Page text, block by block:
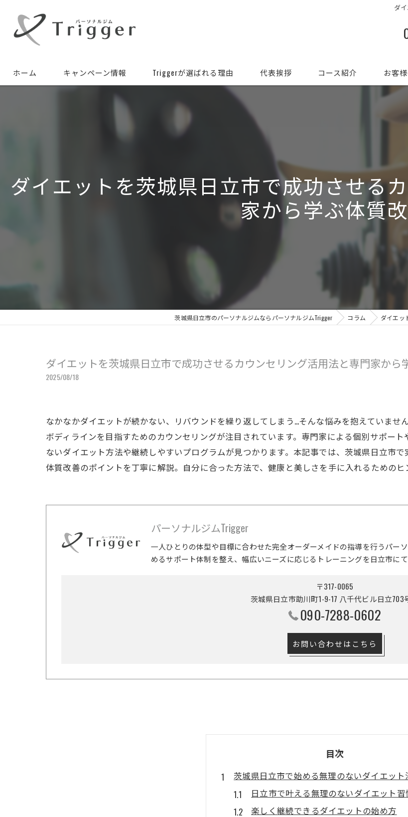
ダ
ホーム キャンペーン情報 Triggerが選ばれる理由 代表挨拶 コース紹介 お客
ダイエットを茨城県日立市で成功させる
家から学ぶ体質
茨城県日立市のパーソナルジムならパーソナルジムTrigger コラム ダイエッ
ダイエットを茨城県日立市で成功させるカウンセリング活用法と専門家から
2025/08/18
なかなかダイエットが続かない、リバウンドを繰り返してしまう…そんな悩みを抱えていま
ボディラインを目指すためのカウンセリングが注目されています。専門家による個別サポー
ないダイエット方法や継続しやすいプログラムが見つかります。本記事では、茨城県日立市
体質改善のポイントを丁寧に解説。自分に合った方法で、健康と美しさを手に入れるためのヒ
パーソナルジムTrigger
一人ひとりの体型や目標に合わせた完全オーダーメイドの指導を行うパー
めるサポート体制を整え、幅広いニーズに応じるトレーニングを日立市にて
〒317-0065
茨城県日立市助川町1-9-17 八千代ビル日立703
090-7288-0602
お問い合わせはこちら
目次
茨城県日立市で始める無理のないダイエット
日立市で叶える無理のないダイエット習
楽しく継続できるダイエットの始め方